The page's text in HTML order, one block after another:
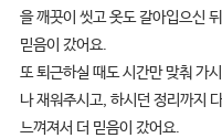
을 깨끗이 씻고 옷도 갈아입으신
믿음이 갔어요.
또 퇴근하실 때도 시간만 맞춰 가
나 재워주시고, 하시던 정리까지
느껴져서 더 믿음이 갔어요.